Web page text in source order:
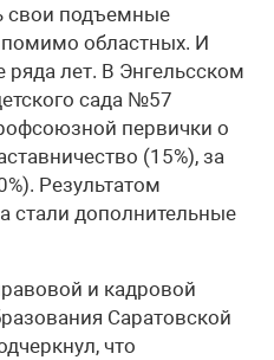
свои подъемные
областных. И
ряда лет. В Энгельсском
сада №57
первички о
(15%), за
Результатом
стали дополнительные
и кадровой
Саратовской
что